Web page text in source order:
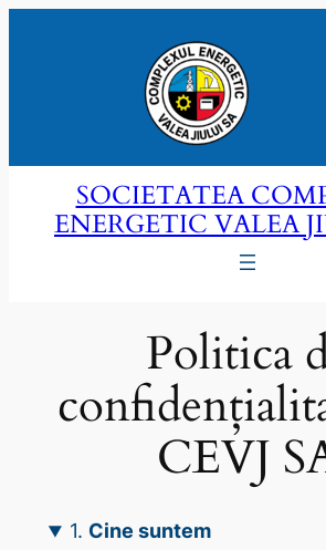
SOCIETATEA
ENERGETIC VALEA
Politica
CEVJ
1. Cine suntem